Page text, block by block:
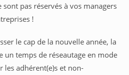
pas réservés à vos managers
!
le cap de la nouvelle année, la
un temps de réseautage en mode
les adhérent(e)s et non-